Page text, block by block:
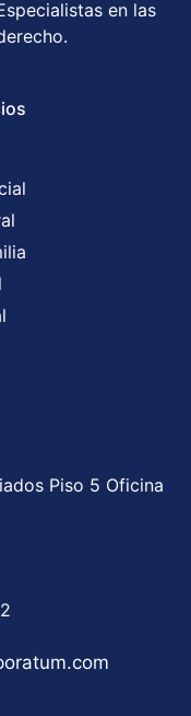
en las
Piso 5 Oficina